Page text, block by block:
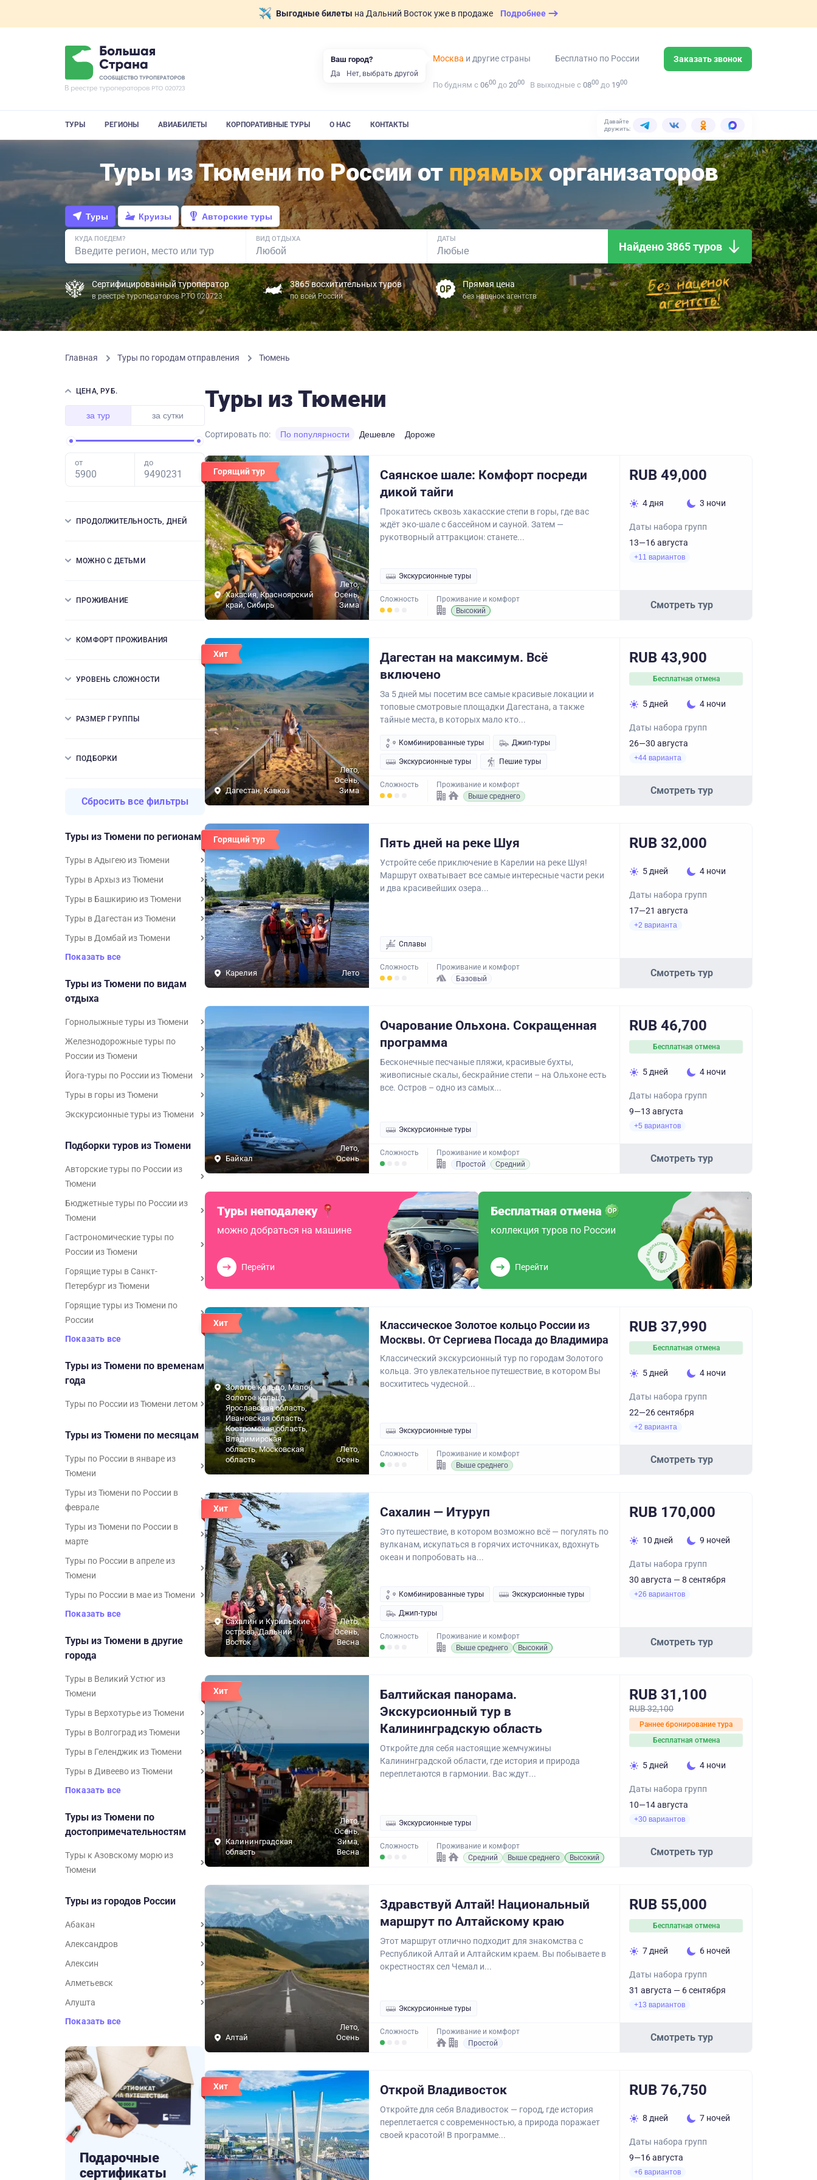
Выгодные билеты на Дальний Восток уже в продаже Подробнее
Москва и другие страны Бесплатно по России Заказать звонок
По будням с 0600 до 2000 В выходные с 0800 до 1900
ТУРЫ РЕГИОНЫ АВИАБИЛЕТЫ КОРПОРАТИВНЫЕ ТУРЫ О НАС КОНТАКТЫ
Давайте
дружить:
Туры из Тюмени по России от прямыхорганизаторов
Туры Круизы Авторские туры
КУДА ПОЕДЕМ? ВИД ОТДЫХА ДАТЫ
Найдено 3865 туров
Сертифицированный туроператор
в реестре туроператоров РТО 020723
3865 восхитительных туров
по всей России
Прямая цена
без наценок агентств
Главная Туры по городам отправления Тюмень
ЦЕНА, РУБ.
за тур за сутки
от до
ПРОДОЛЖИТЕЛЬНОСТЬ, ДНЕЙ
МОЖНО С ДЕТЬМИ
ПРОЖИВАНИЕ
КОМФОРТ ПРОЖИВАНИЯ
УРОВЕНЬ СЛОЖНОСТИ
РАЗМЕР ГРУППЫ
ПОДБОРКИ
Сбросить все фильтры
Туры из Тюмени по регионам
Туры в Адыгею из Тюмени
Туры в Архыз из Тюмени
Туры в Башкирию из Тюмени
Туры в Дагестан из Тюмени
Туры в Домбай из Тюмени
Показать все
Туры из Тюмени по видам
отдыха
Горнолыжные туры из Тюмени
Железнодорожные туры по
России из Тюмени
Йога-туры по России из Тюмени
Туры в горы из Тюмени
Экскурсионные туры из Тюмени
Подборки туров из Тюмени
Авторские туры по России из
Тюмени
Бюджетные туры по России из
Тюмени
Гастрономические туры по
России из Тюмени
Горящие туры в Санкт-
Петербург из Тюмени
Горящие туры из Тюмени по
России
Показать все
Туры из Тюмени по временам
года
Туры по России из Тюмени летом
Туры из Тюмени по месяцам
Туры по России в январе из
Тюмени
Туры из Тюмени по России в
феврале
Туры из Тюмени по России в
марте
Туры по России в апреле из
Тюмени
Туры по России в мае из Тюмени
Показать все
Туры из Тюмени в другие
города
Туры в Великий Устюг из
Тюмени
Туры в Верхотурье из Тюмени
Туры в Волгоград из Тюмени
Туры в Геленджик из Тюмени
Туры в Дивеево из Тюмени
Показать все
Туры из Тюмени по
достопримечательностям
Туры к Азовскому морю из
Тюмени
Туры из городов России
Абакан
Александров
Алексин
Алметьевск
Алушта
Показать все
Подарочные
сертификаты
Туры из Тюмени
Сортировать по: По популярности Дешевле Дороже
Горящий тур
Хакасия, Красноярский
край, Сибирь
Лето,
Осень,
Зима
Саянское шале: Комфорт посреди
дикой тайги
Прокатитесь сквозь хакасские степи в горы, где вас
ждёт эко-шале с бассейном и сауной. Затем —
рукотворный аттракцион: станете...
Экскурсионные туры
Сложность
Проживание и комфорт
Высокий
RUB 49,000
4 дня 3 ночи
Даты набора групп
13—16 августа
+11 вариантов
Смотреть тур
Хит
Дагестан, Кавказ
Лето,
Осень,
Зима
Дагестан на максимум. Вcё
включено
За 5 дней мы посетим все самые красивые локации и
топовые смотровые площадки Дагестана, а также
тайные места, в которых мало кто...
Комбинированные туры Джип-туры
Экскурсионные туры Пешие туры
Сложность
Проживание и комфорт
Выше среднего
RUB 43,900
Бесплатная отмена
5 дней 4 ночи
Даты набора групп
26—30 августа
+44 варианта
Смотреть тур
Горящий тур
Карелия Лето
Пять дней на реке Шуя
Устройте себе приключение в Карелии на реке Шуя!
Маршрут охватывает все самые интересные части реки
и два красивейших озера...
Сплавы
Сложность
Проживание и комфорт
Базовый
RUB 32,000
5 дней 4 ночи
Даты набора групп
17—21 августа
+2 варианта
Смотреть тур
Байкал
Лето,
Осень
Очарование Ольхона. Сокращенная
программа
Бесконечные песчаные пляжи, красивые бухты,
живописные скалы, бескрайние степи – на Ольхоне есть
все. Остров – одно из самых...
Экскурсионные туры
Сложность
Проживание и комфорт
Простой
Средний
RUB 46,700
Бесплатная отмена
5 дней 4 ночи
Даты набора групп
9—13 августа
+5 вариантов
Смотреть тур
Туры неподалеку
можно добраться на машине
Перейти
Бесплатная отмена
коллекция туров по России
Перейти
Хит
Золотое кольцо, Малое
Золотое кольцо,
Ярославская область,
Ивановская область,
Костромская область,
Владимирская
область, Московская
область
Лето,
Осень
Классическое Золотое кольцо России из
Москвы. От Сергиева Посада до Владимира
Классический экскурсионный тур по городам Золотого
кольца. Это увлекательное путешествие, в котором Вы
восхититесь чудесной...
Экскурсионные туры
Сложность
Проживание и комфорт
Выше среднего
RUB 37,990
Бесплатная отмена
5 дней 4 ночи
Даты набора групп
22—26 сентября
+2 варианта
Смотреть тур
Хит
Сахалин и Курильские
острова, Дальний
Восток
Лето,
Осень,
Весна
Сахалин — Итуруп
Это путешествие, в котором возможно всё — погулять по
вулканам, искупаться в горячих источниках, вдохнуть
океан и попробовать на...
Комбинированные туры Экскурсионные туры
Джип-туры
Сложность
Проживание и комфорт
Выше среднего
Высокий
RUB 170,000
10 дней 9 ночей
Даты набора групп
30 августа — 8 сентября
+26 вариантов
Смотреть тур
Хит
Калининградская
область
Лето,
Осень,
Зима,
Весна
Балтийская панорама.
Экскурсионный тур в
Калининградскую область
Откройте для себя настоящие жемчужины
Калининградской области, где история и природа
переплетаются в гармонии. Вас ждут...
Экскурсионные туры
Сложность
Проживание и комфорт
Средний
Выше среднего Высокий
RUB 31,100
RUB 32,100
Раннее бронирование тура
Бесплатная отмена
5 дней 4 ночи
Даты набора групп
10—14 августа
+30 вариантов
Смотреть тур
Алтай
Лето,
Осень
Здравствуй Алтай! Национальный
маршрут по Алтайскому краю
Этот маршрут отлично подходит для знакомства с
Республикой Алтай и Алтайским краем. Вы побываете в
окрестностях сел Чемал и...
Экскурсионные туры
Сложность
Проживание и комфорт
Простой
RUB 55,000
Бесплатная отмена
7 дней 6 ночей
Даты набора групп
31 августа — 6 сентября
+13 вариантов
Смотреть тур
Хит Открой Владивосток
Откройте для себя Владивосток — город, где история
переплетается с современностью, а природа поражает
своей красотой! В программе...
RUB 76,750
8 дней 7 ночей
Даты набора групп
9—16 августа
+6 вариантов
Ваш город?
Да Нет, выбрать другой